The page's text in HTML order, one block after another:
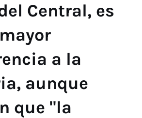
Central, es
a la
aunque
que "la